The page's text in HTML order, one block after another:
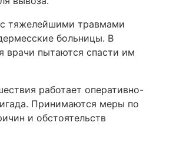
тяжелейшими травмами
больницы. В
врачи пытаются спасти им
работает оперативно-
Принимаются меры по
и обстоятельств